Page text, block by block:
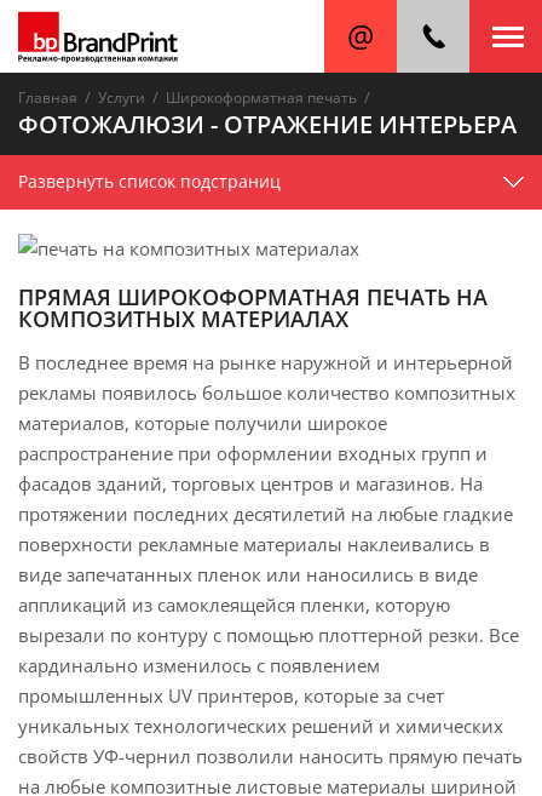
Главная / Услуги / Широкоформатная печать /
ФОТОЖАЛЮЗИ - ОТРАЖЕНИЕ ИНТЕРЬЕРА
Развернуть список подстраниц
ПРЯМАЯ ШИРОКОФОРМАТНАЯ ПЕЧАТЬ НА
КОМПОЗИТНЫХ МАТЕРИАЛАХ
В последнее время на рынке наружной и интерьерной
рекламы появилось большое количество композитных
материалов, которые получили широкое
распространение при оформлении входных групп и
фасадов зданий, торговых центров и магазинов. На
протяжении последних десятилетий на любые гладкие
поверхности рекламные материалы наклеивались в
виде запечатанных пленок или наносились в виде
аппликаций из самоклеящейся пленки, которую
вырезали по контуру с помощью плоттерной резки. Все
кардинально изменилось с появлением
промышленных UV принтеров, которые за счет
уникальных технологических решений и химических
свойств УФ-чернил позволили наносить прямую печать
на любые композитные листовые материалы шириной